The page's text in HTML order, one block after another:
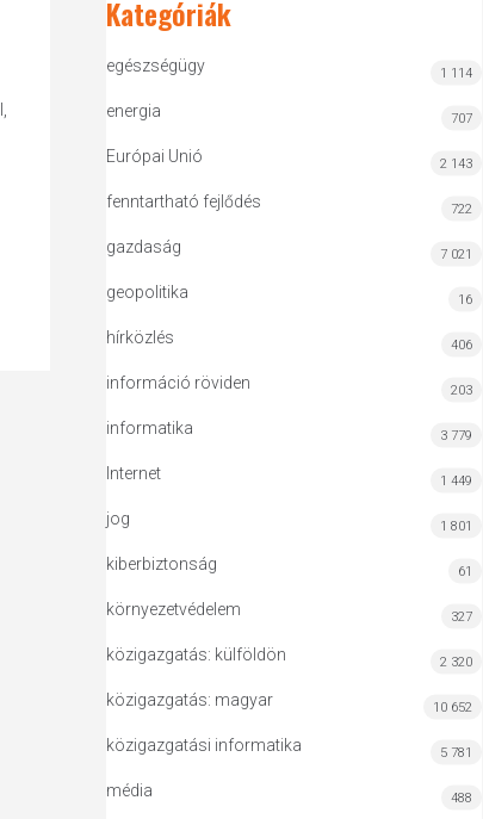
Kategóriák
egészségügy 1 114
energia 707
Európai Unió 2 143
fenntartható fejlődés 722
gazdaság 7 021
geopolitika 16
hírközlés 406
információ röviden 203
informatika 3 779
Internet 1 449
jog 1 801
kiberbiztonság 61
környezetvédelem 327
közigazgatás: külföldön 2 320
közigazgatás: magyar 10 652
közigazgatási informatika 5 781
média 488